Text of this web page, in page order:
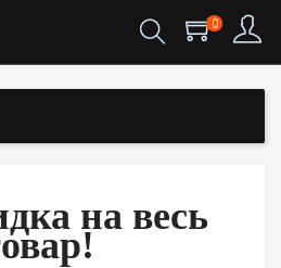
0
на весь